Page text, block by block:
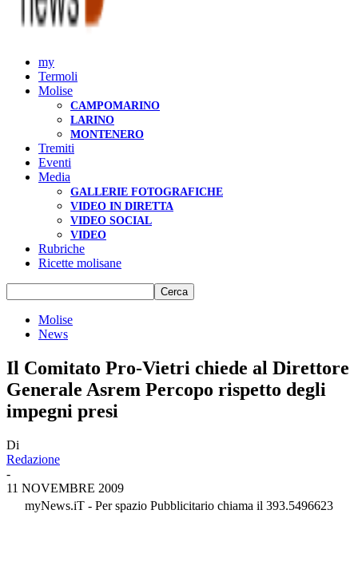
my
Termoli
Molise
CAMPOMARINO
LARINO
MONTENERO
Tremiti
Eventi
Media
GALLERIE FOTOGRAFICHE
VIDEO IN DIRETTA
VIDEO SOCIAL
VIDEO
Rubriche
Ricette molisane
Molise
News
Il Comitato Pro-Vietri chiede al Direttore
Generale Asrem Percopo rispetto degli
impegni presi
Di
Redazione
-
11 NOVEMBRE 2009
myNews.iT - Per spazio Pubblicitario chiama il 393.5496623